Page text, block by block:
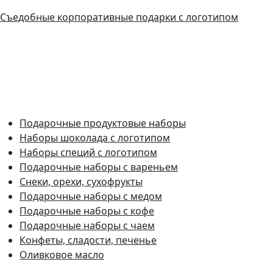
Съедобные корпоративные подарки с логотипом
Подарочные продуктовые наборы
Наборы шоколада с логотипом
Наборы специй с логотипом
Подарочные наборы с вареньем
Снеки, орехи, сухофрукты
Подарочные наборы с медом
Подарочные наборы с кофе
Подарочные наборы с чаем
Конфеты, сладости, печенье
Оливковое масло